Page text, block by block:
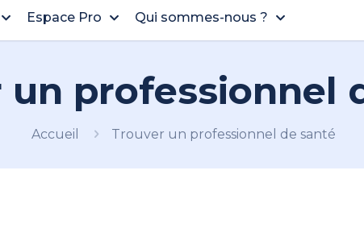
Espace Pro Qui sommes-nous ?
un professionnel
Accueil Trouver un professionnel de santé